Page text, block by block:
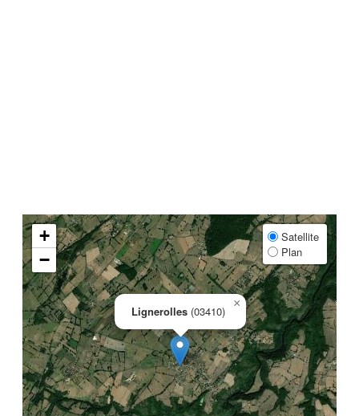
Lignerolles (03410)
×
+
−
Satellite
Plan